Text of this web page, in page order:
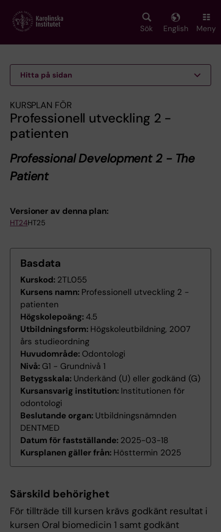
main
Sök English Meny
Hitta på sidan
KURSPLAN FÖR
Professionell utveckling 2 -
patienten
Professional Development 2 - The
Patient
Versioner av denna plan:
HT24HT25
Basdata
Kurskod: 2TL055
Kursens namn: Professionell utveckling 2 -
patienten
Högskolepoäng:4.5
Utbildningsform: Högskoleutbildning, 2007
års studieordning
Huvudområde: Odontologi
Nivå: G1 - Grundnivå 1
Betygsskala: Underkänd (U) eller godkänd (G)
Kursansvarig institution: Institutionen för
odontologi
Beslutande organ: Utbildningsnämnden
DENTMED
Datum för fastställande: 2025-03-18
Kursplanen gäller från: Hösttermin 2025
Särskild behörighet
För tillträde till kursen krävs godkänt resultat i
kursen Oral biomedicin 1 samt godkänt